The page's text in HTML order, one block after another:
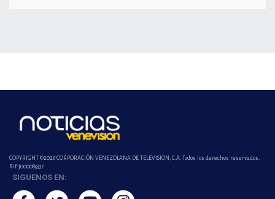
COPYRIGHT ©2026 CORPORACIÓN VENEZOLANA DE TELEVISION, C.A. Todos los derechos reservados.
Rif-j000089337
SIGUENOS EN: